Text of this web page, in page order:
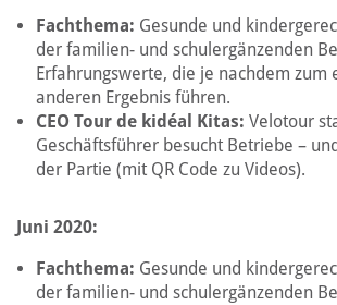
Fachthema: Gesunde und
der familien- und schulergänzenden
Erfahrungswerte, die je nachdem zum
anderen Ergebnis führen.
CEO Tour de kidéal Kitas: Velotour
Geschäftsführer besucht Betriebe –
der Partie (mit QR Code zu Videos).
Juni 2020:
Fachthema: Gesunde und
der familien- und schulergänzenden